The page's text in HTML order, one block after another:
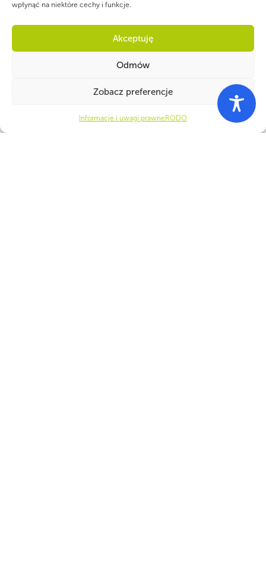
wpłynąć na niektóre cechy i funkcje.
Akceptuję
Odmów
Zobacz preferencje
Informacje i uwagi prawne RODO